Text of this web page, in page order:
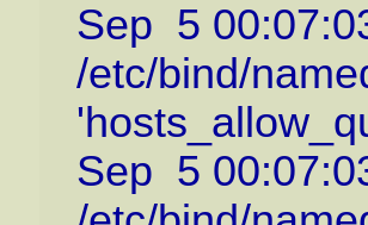
Sep 5
/etc/bind/
Sep 5